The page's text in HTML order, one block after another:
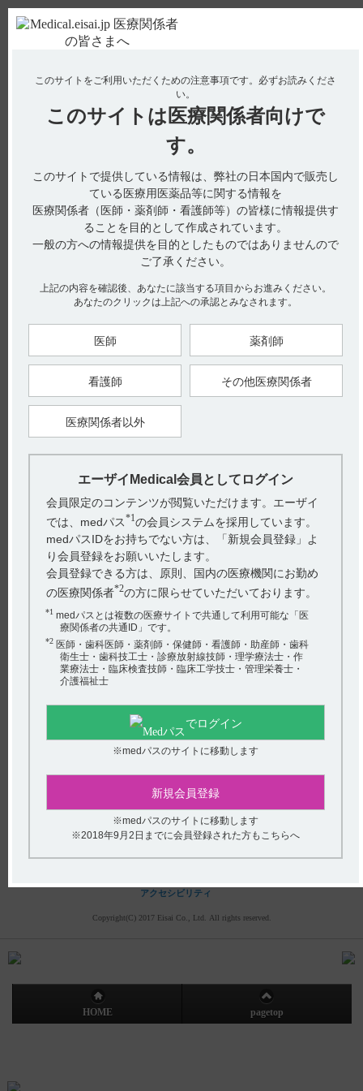
使用期限検索 Drug Information
No : 2121
【ザーネ】 禁忌はありますか？
【ザーネ】
禁忌はありますか？
電子添文に禁忌は設定されていません。 （引用1）
1）ザーネ軟膏0.5％電子添文2023年9月改訂（第1版）
2024年9月
戻る
【ザーネ】 小児等への投与について教えてください。
【ザーネ】 高齢者への投与を教えてください。
【ザーネ】 警告について教えてください。
【ザーネ】 包装について教えてください。
アンケート:ご意見をお聞かせください
(選択してください)
このサイトをご利用いただくための注意事項です。 必ずお読みくださ
い。
このサイトは 医療関係者向けで
す。
このサイトで提供している情報は、弊社の日本国内で販売し
ている医療用医薬品等に関する情報を
医療関係者（医師・薬剤師・看護師等）の皆様に情報提供す
ることを目的として作成されています。
一般の方への情報提供を目的としたものではありませんので
ご了承ください。
上記の内容を確認後、あなたに該当する項目からお進みください。
あなたのクリックは上記への承認とみなされます。
医師 薬剤師
看護師 その他医療関係者
医療関係者以外
エーザイMedical会員としてログイン
会員限定のコンテンツが閲覧いただけます。エーザイ
では、medパス*1の会員システムを採用しています。
medパスIDをお持ちでない方は、「新規会員登録」よ
り会員登録をお願いいたします。
会員登録できる方は、原則、国内の医療機関にお勤め
の医療関係者*2の方に限らせていただいております。
*1 medパスとは複数の医療サイトで共通して利用可能な「医
療関係者の共通ID」です。
*2 医師・歯科医師・薬剤師・保健師・看護師・助産師・歯科
衛生士・歯科技工士・診療放射線技師・理学療法士・作
業療法士・臨床検査技師・臨床工学技士・管理栄養士・
介護福祉士
でログイン
※medパスのサイトに移動します
新規会員登録
※medパスのサイトに移動します
※2018年9月2日までに会員登録された方もこちらへ
hhcホットライン
(平日9時〜18時 土日・祝日9時〜17時)
インターネットでのお問い合わせ
エーザイ企業サイト 製品情報 企業情報
株主・投資家の皆さまへ
アクセシビリティ
Copyright(C) 2017 Eisai Co., Ltd. All rights reserved.
HOME pagetop